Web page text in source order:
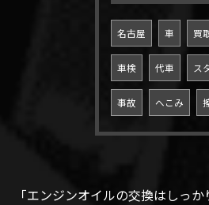
名古屋 車 買
車検 代車 ス
事故 へこみ
「エンジンオイルの交換はしっか